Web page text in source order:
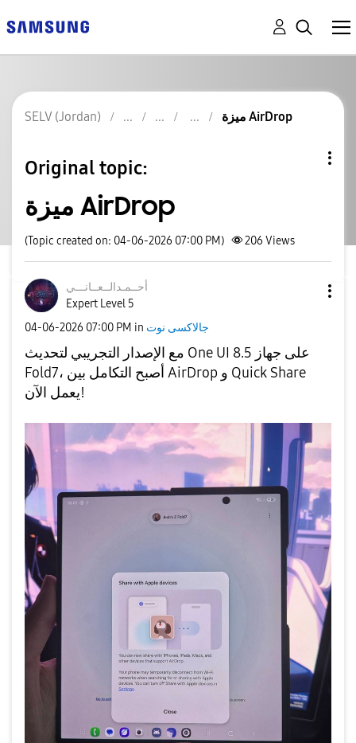
SELV (Jordan) ميزة AirDrop
Original topic:
ميزة AirDrop
(Topic created on: 04-06-2026 07:00 PM) 206 Views
أحــمـدالــعــانـــي
Expert Level 5
‎04-06-2026 07:00 PM in جالاكسى نوت
مع الإصدار التجريبي لتحديث One UI 8.5 على جهاز
Fold7، أصبح التكامل بين AirDrop و Quick Share
يعمل الآن!